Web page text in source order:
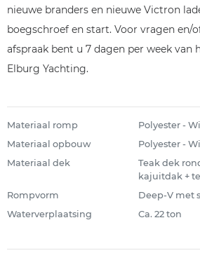
nieuwe branders en nieuwe Victron
boegschroef en start. Voor vragen en/
afspraak bent u 7 dagen per week van
Elburg Yachting.
Materiaal romp
Polyester -
Materiaal opbouw
Polyester -
Materiaal dek
Teak dek
kajuitdak +
Rompvorm
Deep-V met
Waterverplaatsing
Ca. 22 ton